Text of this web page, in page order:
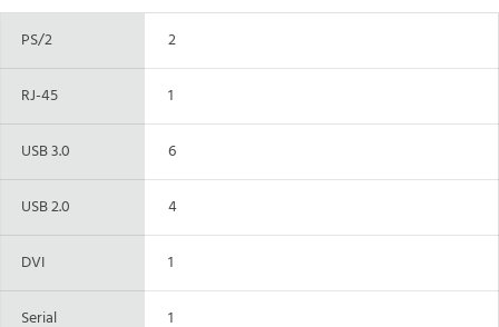
PS/2 2
RJ-45 1
USB 3.0 6
USB 2.0 4
DVI 1
Serial 1